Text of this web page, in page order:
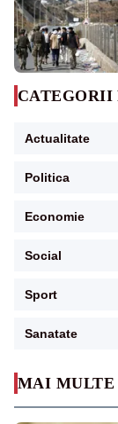
MAI
CATEGORII
Actualitate
Politica
Economie
Social
Sport
Sanatate